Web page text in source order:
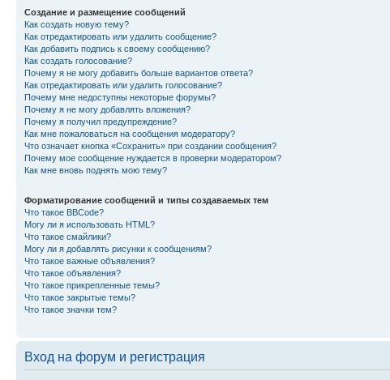
Создание и размещение сообщений
Как создать новую тему?
Как отредактировать или удалить сообщение?
Как добавить подпись к своему сообщению?
Как создать голосование?
Почему я не могу добавить больше вариантов ответа?
Как отредактировать или удалить голосование?
Почему мне недоступны некоторые форумы?
Почему я не могу добавлять вложения?
Почему я получил предупреждение?
Как мне пожаловаться на сообщения модератору?
Что означает кнопка «Сохранить» при создании сообщения?
Почему мое сообщение нуждается в проверки модератором?
Как мне вновь поднять мою тему?
Форматирование сообщений и типы создаваемых тем
Что такое BBCode?
Могу ли я использовать HTML?
Что такое смайлики?
Могу ли я добавлять рисунки к сообщениям?
Что такое важные объявления?
Что такое объявления?
Что такое прикрепленные темы?
Что такое закрытые темы?
Что такое значки тем?
Вход на форум и регистрация